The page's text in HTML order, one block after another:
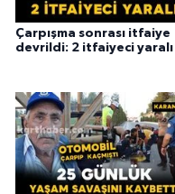
Çarpışma sonrası itfaiye
devrildi: 2 itfaiyeci yaralı